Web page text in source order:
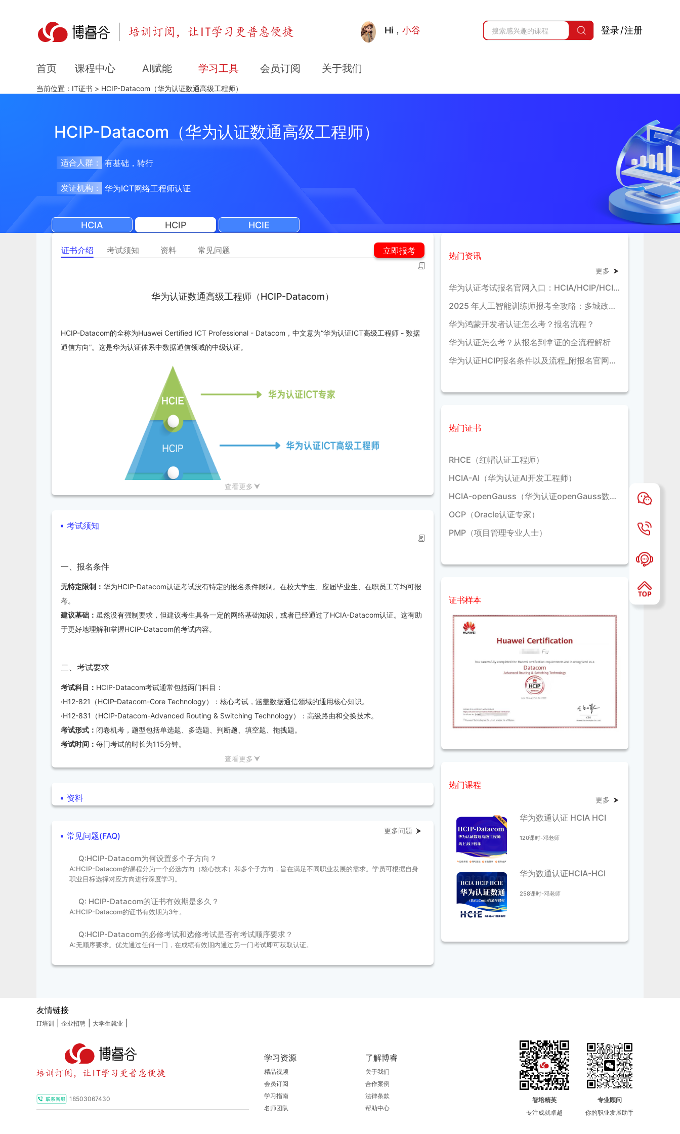
Hi， 小谷 登录/注册
首页 课程中心 AI赋能 学习工具 会员订阅 关于我们
当前位置： IT证书 > HCIP-Datacom（华为认证数通高级工程师）
HCIP-Datacom（华为认证数通高级工程师）
适合人群： 有基础，转行
发证机构： 华为ICT网络工程师认证
HCIA HCIP HCIE
证书介绍 考试须知 资料 常见问题 立即报考
华为认证数通高级工程师（HCIP-Datacom）
HCIP-Datacom的全称为Huawei Certified ICT Professional - Datacom，中文意为“华为认证ICT高级工程师 - 数据
通信方向”。这是华为认证体系中数据通信领域的中级认证。
一、认证定位与目标
定位：该认证定位于培养跨领域解决方案规划设计或单领域规划及部署的高级工程师。
目标：
网络解决方案。
提升就业竞争力：
学习前沿技术：涵盖BGP、OSPF、MPLS等主流网络协议，掌握企业级网络架构。
职业发展： 为个人提供更广阔的职业发展机会，如网络工程师、系统工程师、安全工程师等岗位。
查看更多
考试须知
一、报名条件
无特定限制： 华为HCIP-Datacom认证考试没有特定的报名条件限制。在校大学生、应届毕业生、在职员工等均可报
考。
建议基础： 虽然没有强制要求，但建议考生具备一定的网络基础知识，或者已经通过了HCIA-Datacom认证。这有助
于更好地理解和掌握HCIP-Datacom的考试内容。
二、考试要求
考试科目： HCIP-Datacom考试通常包括两门科目：
·H12-821（HCIP-Datacom-Core Technology）：核心考试，涵盖数据通信领域的通用核心知识。
·H12-831（HCIP-Datacom-Advanced Routing & Switching Technology）：高级路由和交换技术。
考试形式： 闭卷机考，题型包括单选题、多选题、判断题、填空题、拖拽题。
考试时间： 每门考试的时长为115分钟。
每门考试的总分为1000分，600分及以上为通过。
考试有效期：笔试成绩的有效期为18个月。考生需在该认证所有考试科目成绩均有效的情况下，才能获取证书。
2.登录华为账号
3.填写个人信息
5.选择考试中心
6.确认考试信息
【详细考试流程指导书】
查看更多
资料
常见问题(FAQ)
更多问题
Q:HCIP-Datacom为何设置多个子方向？
A:HCIP-Datacom的课程分为一个必选方向（核心技术）和多个子方向，旨在满足不同职业发展的需求。学员可根据自身
职业目标选择对应方向进行深度学习。
Q: HCIP-Datacom的证书有效期是多久？
A:HCIP-Datacom的证书有效期为3年。
Q:HCIP-Datacom的必修考试和选修考试是否有考试顺序要求？
A:无顺序要求。优先通过任何一门，在成绩有效期内通过另一门考试即可获取认证。
热门资讯
更多
华为认证考试报名官网入口：HCIA/HCIP/HCIE报考流程与费用全解析
2025 年人工智能训练师报考全攻略：多城政策补贴对比，条件及福利详解
华为鸿蒙开发者认证怎么考？报名流程？
华为认证怎么考？从报名到拿证的全流程解析
华为认证HCIP报名条件以及流程_附报名官网链接
热门证书
RHCE（红帽认证工程师）
HCIA-AI（华为认证AI开发工程师）
HCIA-openGauss（华为认证openGauss数据库工程师）
OCP（Oracle认证专家）
PMP（项目管理专业人士）
证书样本
热门课程
更多
华为数通认证 HCIA HCIP-Datacom HCIE
120课时-邓老师
华为数通认证HCIA-HCIP-HCIE直通车｜
258课时-邓老师
友情链接
IT培训 企业招聘 大学生就业
18503067430
学习资源
精品视频
会员订阅
学习指南
名师团队
了解博睿
关于我们
合作案例
法律条款
帮助中心
智培精英
专注成就卓越
专业顾问
你的职业发展助手